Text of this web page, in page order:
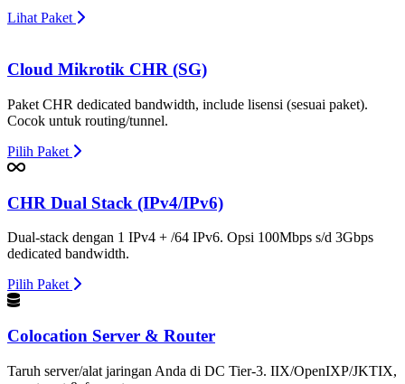
Lihat Paket
Cloud Mikrotik CHR (SG)
Paket CHR dedicated bandwidth, include lisensi (sesuai paket).
Cocok untuk routing/tunnel.
Pilih Paket
CHR Dual Stack (IPv4/IPv6)
Dual-stack dengan 1 IPv4 + /64 IPv6. Opsi 100Mbps s/d 3Gbps
dedicated bandwidth.
Pilih Paket
Colocation Server & Router
Taruh server/alat jaringan Anda di DC Tier-3. IIX/OpenIXP/JKTIX,